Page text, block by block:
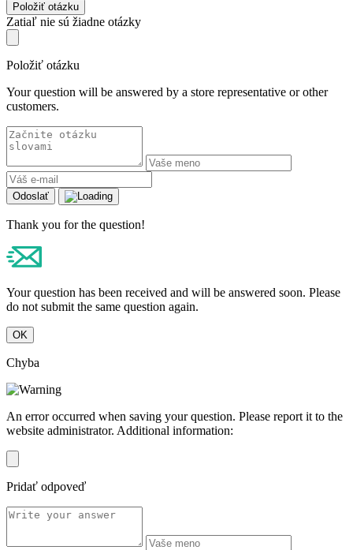
Položiť otázku
Zatiaľ nie sú žiadne otázky
Položiť otázku
Your question will be answered by a store representative or other
customers.
Odoslať
Thank you for the question!
Your question has been received and will be answered soon. Please
do not submit the same question again.
OK
Chyba
An error occurred when saving your question. Please report it to the
website administrator. Additional information:
Pridať odpoveď